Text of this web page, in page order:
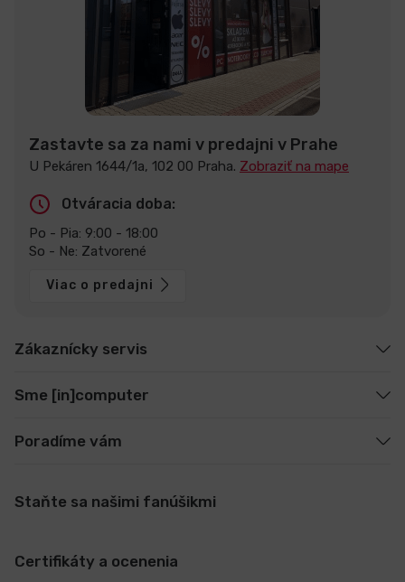
Zastavte sa za nami v predajni v Prahe
U Pekáren 1644/1a, 102 00 Praha. Zobraziť na mape
Otváracia doba:
Po - Pia: 9:00 - 18:00
So - Ne: Zatvorené
Viac o predajni
Zákaznícky servis
Sme [in]computer
Poradíme vám
Staňte sa našimi fanúšikmi
Certifikáty a ocenenia